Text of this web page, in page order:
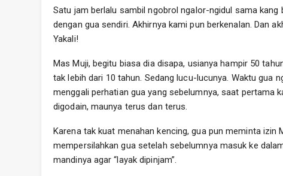
Satu jam berlalu sambil ngobrol ngalor-ngidul sama
dengan gua sendiri. Akhirnya kami pun berkenalan. Dan
Yakali!
Mas Muji, begitu biasa dia disapa, usianya hampir 50
tak lebih dari 10 tahun. Sedang lucu-lucunya. Waktu gua
menggali perhatian gua yang sebelumnya, saat pertama
digodain, maunya terus dan terus.
Karena tak kuat menahan kencing, gua pun meminta izin
mempersilahkan gua setelah sebelumnya masuk ke
mandinya agar “layak dipinjam”.